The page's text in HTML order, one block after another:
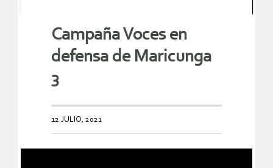
Campaña Voces en
defensa de Maricunga
3
12 JULIO, 2021